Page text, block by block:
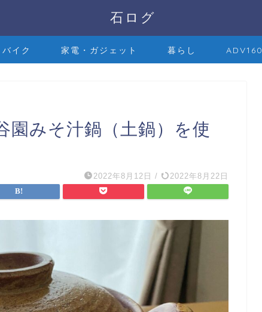
石ログ
バイク 家電・ガジェット 暮らし ADV160
園みそ汁鍋（土鍋）を使
2022年8月12日 / 2022年8月22日